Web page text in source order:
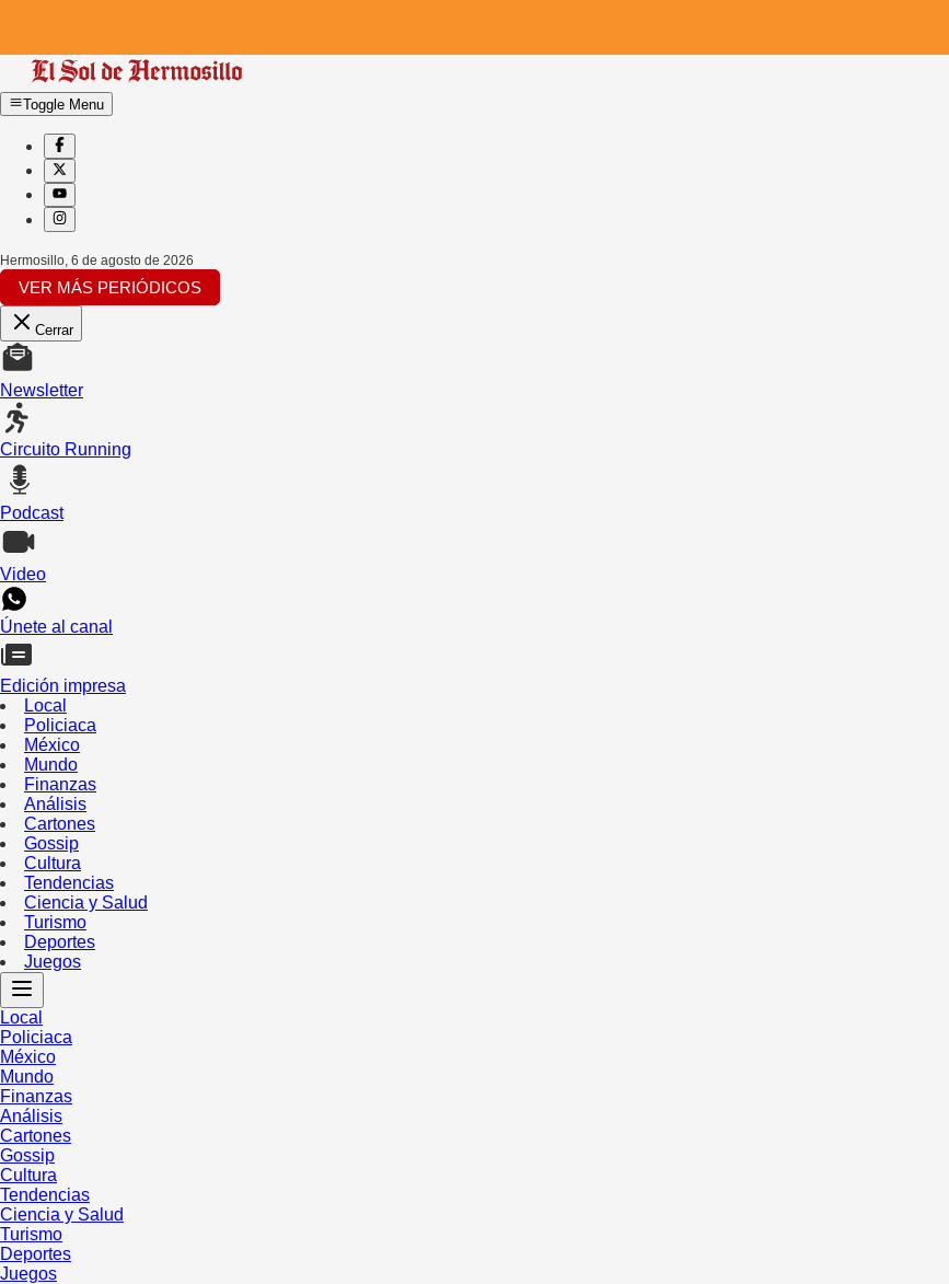
Toggle Menu
Hermosillo 6 de agosto de 2026
VER MÁS PERIÓDICOS
Cerrar
Newsletter
Circuito Running
Podcast
Video
Únete al canal
Edición impresa
Local
Policiaca
México
Mundo
Finanzas
Análisis
Cartones
Gossip
Cultura
Tendencias
Ciencia y Salud
Turismo
Deportes
Juegos
Local
Policiaca
México
Mundo
Finanzas
Análisis
Cartones
Gossip
Cultura
Tendencias
Ciencia y Salud
Turismo
Deportes
Juegos